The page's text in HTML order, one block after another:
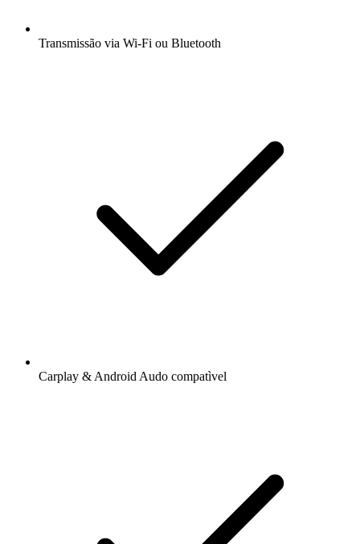
Transmissão via Wi-Fi ou Bluetooth
Carplay & Android Audo compatìvel